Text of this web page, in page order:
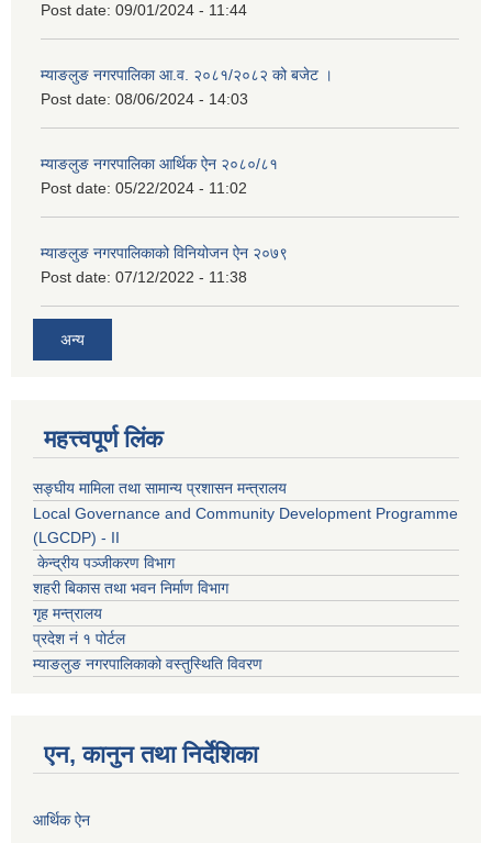
Post date: 09/01/2024 - 11:44
म्याङलुङ नगरपालिका आ.व. २०८१/२०८२ को बजेट ।
Post date: 08/06/2024 - 14:03
म्याङलुङ नगरपालिका आर्थिक ऐन २०८०/८१
Post date: 05/22/2024 - 11:02
म्याङलुङ नगरपालिकाको विनियोजन ऐन २०७९
Post date: 07/12/2022 - 11:38
अन्य
महत्त्वपूर्ण लिंक
सङ्घीय मामिला तथा सामान्य प्रशासन मन्त्रालय
Local Governance and Community Development Programme
(LGCDP) - II
केन्द्रीय पञ्जीकरण विभाग
शहरी बिकास तथा भवन निर्माण विभाग
गृह मन्त्रालय
प्रदेश नं १ पोर्टल
म्याङलुङ नगरपालिकाको वस्तुस्थिति विवरण
एन, कानुन तथा निर्देशिका
आर्थिक ऐन